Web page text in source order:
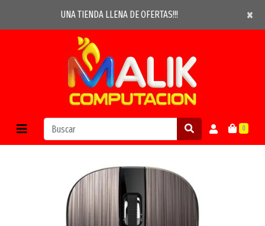
UNA TIENDA LLENA DE OFERTAS!!! ×
×
0